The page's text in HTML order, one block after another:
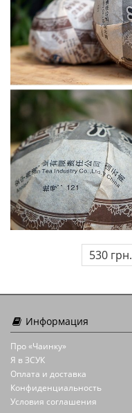
530 грн.
Информация
Про «Чаинку»
Я в ЗСУК
Оплата и доставка
Конфиденциальность
Условия соглашения